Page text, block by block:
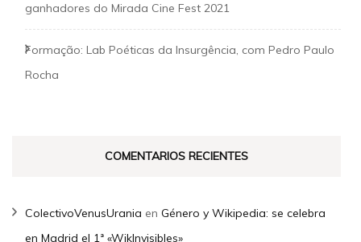
ganhadores do Mirada Cine Fest 2021
Formação: Lab Poéticas da Insurgência, com Pedro Paulo
Rocha
COMENTARIOS RECIENTES
ColectivoVenusUrania en Género y Wikipedia: se celebra
en Madrid el 1ª «WikInvisibles»